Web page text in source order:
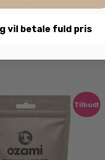
Tilbud!
vil betale fuld pris